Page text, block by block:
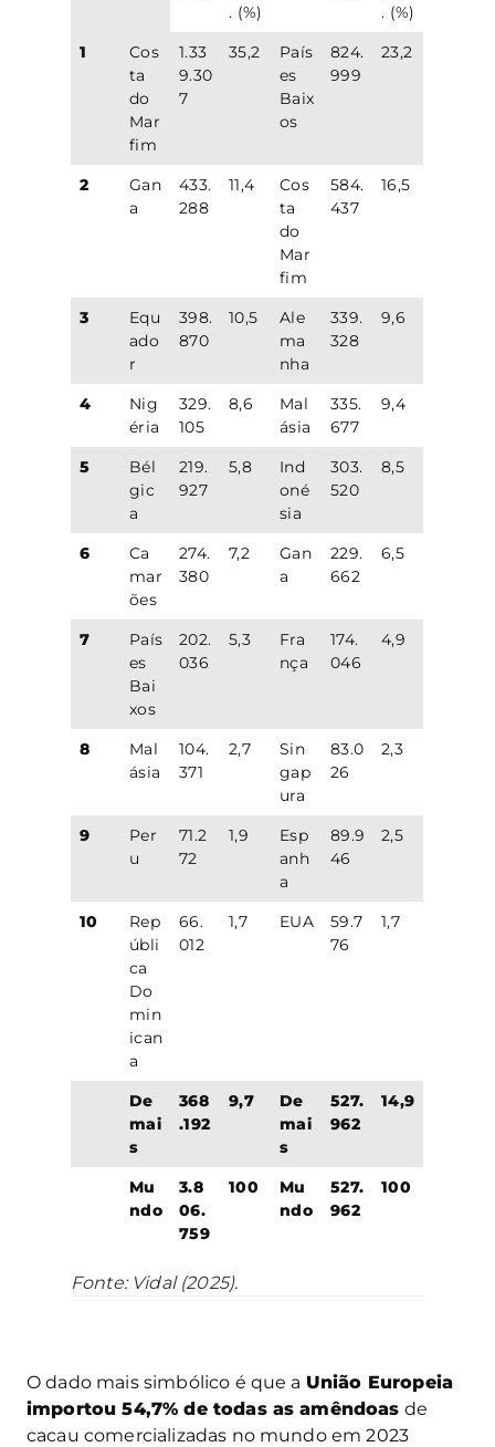
. (%)
. (%)
1
Cos
ta
do
Mar
fim
1.33
9.30
7
35,2
País
es
Baix
os
824.
999
23,2
2
Gan
a
433.
288
11,4
Cos
ta
do
Mar
fim
584.
437
16,5
3
Equ
ado
r
398.
870
10,5
Ale
ma
nha
339.
328
9,6
4
Nig
éria
329.
105
8,6
Mal
ásia
335.
677
9,4
5
Bél
gic
a
219.
927
5,8
Ind
oné
sia
303.
520
8,5
6
Ca
mar
ões
274.
380
7,2
Gan
a
229.
662
6,5
7
País
es
Bai
xos
202.
036
5,3
Fra
nça
174.
046
4,9
8
Mal
ásia
104.
371
2,7
Sin
gap
ura
83.0
26
2,3
9
Per
u
71.2
72
1,9
Esp
anh
a
89.9
46
2,5
10
Rep
úbli
ca
Do
min
ican
a
66.
012
1,7 EUA
59.7
76
1,7
De
mai
s
368
.192
9,7
De
mai
s
527.
962
14,9
Mu
ndo
3.8
06.
759
100
Mu
ndo
527.
962
100
Fonte: Vidal (2025).
O dado mais simbólico é que a União Europeia
importou 54,7% de todas as amêndoas de
cacau comercializadas no mundo em 2023